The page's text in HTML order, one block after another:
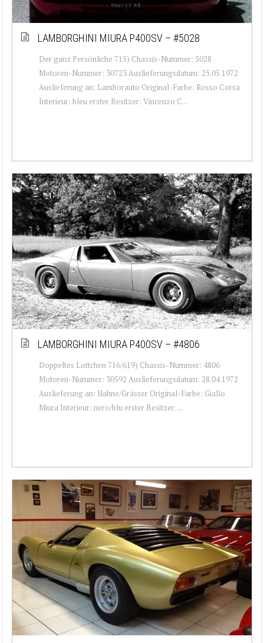
LAMBORGHINI MIURA P400SV – #5028
Der ganz Persönliche 715) Chassis-Nummer: 5028
Motoren-Nummer: 30723 Auslieferungsdatum: 25.05.1972
Auslieferung an: Lamborauto Original-Farbe: Rosso Corsa
Interieur: bleu erster Besitzer: Vincenzo C...
LAMBORGHINI MIURA P400SV – #4806
Doppeltes Lottchen 716/619) Chassis-Nummer: 4806
Motoren-Nummer: 30592 Auslieferungsdatum: 28.04.1972
Auslieferung an: Hahne/Grässer Original-Farbe: Giallo
Miura Interieur: nero/blu erster Besitzer: ...